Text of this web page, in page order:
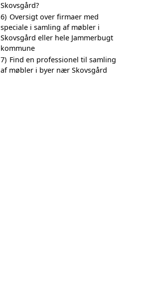
Skovsgård?
6) Oversigt over firmaer med
speciale i samling af møbler i
Skovsgård eller hele Jammerbugt
kommune
7) Find en professionel til samling
af møbler i byer nær Skovsgård